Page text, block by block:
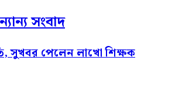
সংবাদ
সুখবর পেলেন লাখো শিক্ষক